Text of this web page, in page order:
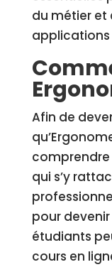
du métier et
Afin de
comprendre
qui s’y
pour
étudiants
cours en